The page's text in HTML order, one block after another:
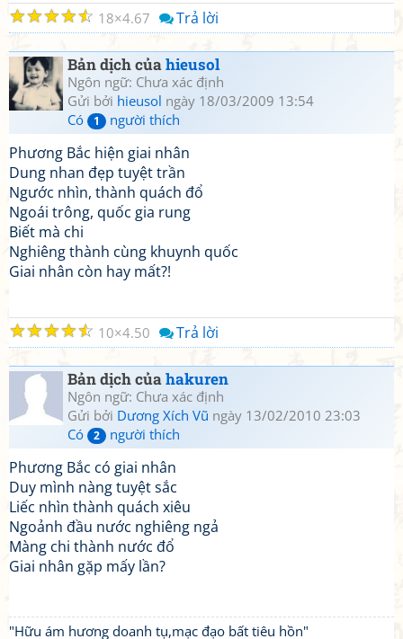
☆
☆
☆
☆
☆ 18 4.67 Trả lời
Bản dịch củahieusol
Ngôn ngữ: Chưa xác định
Gửi bởi hieusol ngày 18/03/2009 13:54
Có
1 người thích
Phương Bắc hiện giai nhân
Dung nhan đẹp tuyệt trần
Ngước nhìn, thành quách đổ
Ngoái trông, quốc gia rung
Biết mà chi
Nghiêng thành cùng khuynh quốc
Giai nhân còn hay mất?!
☆
☆
☆
☆
☆ 10 4.50 Trả lời
Bản dịch củahakuren
Ngôn ngữ: Chưa xác định
Gửi bởi Dương Xích Vũ ngày 13/02/2010 23:03
Có
2 người thích
Phương Bắc có giai nhân
Duy mình nàng tuyệt sắc
Liếc nhìn thành quách xiêu
Ngoảnh đầu nước nghiêng ngả
Màng chi thành nước đổ
Giai nhân gặp mấy lần?
"Hữu ám hương doanh tụ,mạc đạo bất tiêu hồn"